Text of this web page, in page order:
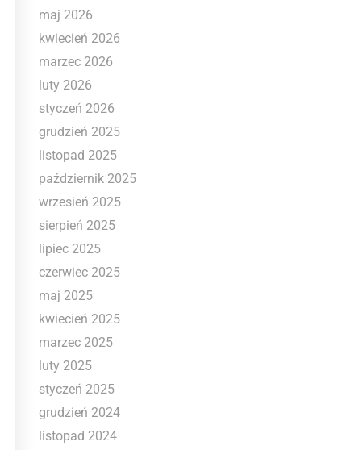
maj 2026
kwiecień 2026
marzec 2026
luty 2026
styczeń 2026
grudzień 2025
listopad 2025
październik 2025
wrzesień 2025
sierpień 2025
lipiec 2025
czerwiec 2025
maj 2025
kwiecień 2025
marzec 2025
luty 2025
styczeń 2025
grudzień 2024
listopad 2024